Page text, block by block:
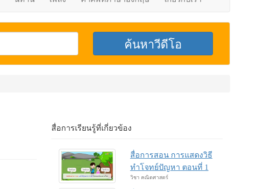
สื่อการเรียนรู้ที่เกี่ยวข้อง
สื่อการสอน การแสดงวิธี
ทำโจทย์ปัญหา ตอนที่ 1
วิชา คณิตศาสตร์